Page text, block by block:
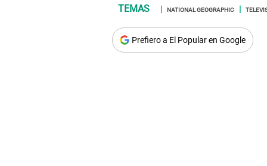
NATIONAL GEOGRAPHIC
Prefiero a El Popular en Google